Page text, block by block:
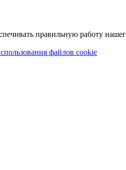
правильную работу
файлов cookie